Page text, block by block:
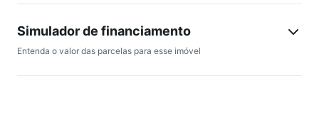
Simulador de financiamento
Entenda o valor das parcelas para esse imóvel